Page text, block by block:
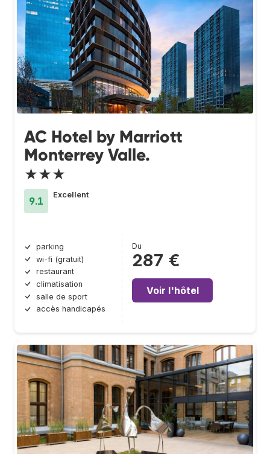
AC Hotel by Marriott
Monterrey Valle.
★★★
9.1
Excellent
parking
wi-fi (gratuit)
restaurant
climatisation
salle de sport
accès handicapés
Du
287 €
Voir l'hôtel